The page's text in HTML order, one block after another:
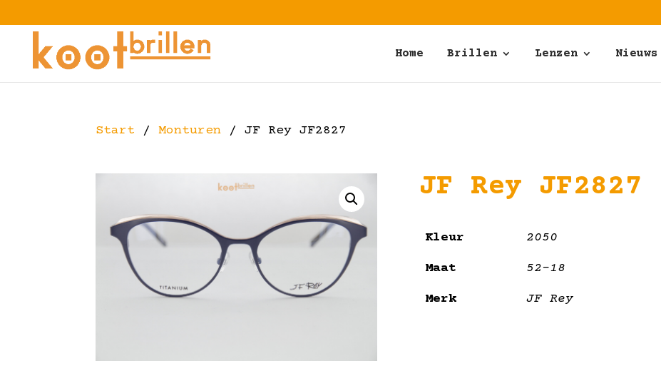
Home Brillen Lenzen Nieuws
Start /Monturen / JF Rey JF2827
JF Rey JF2827
Kleur 2050
Maat 52-18
Merk JF Rey